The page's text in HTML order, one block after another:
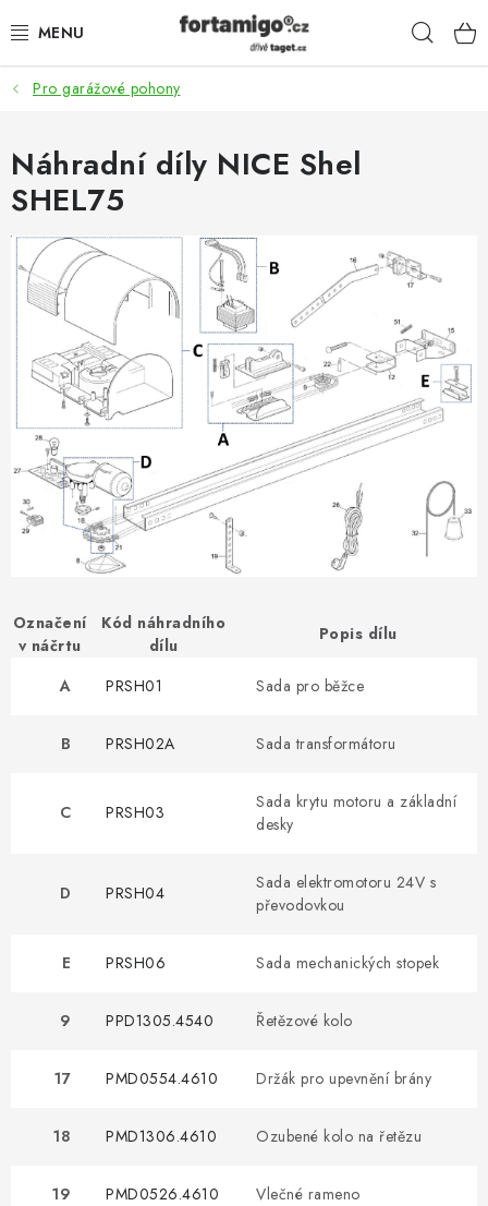
na
SADY - ZVÝHODNĚNÉ
POHONY
SAMONOSNÉ BRÁNY
KOLEJOVÉ BRÁNY
KŘÍDLOVÉ BRÁNY A BRANKY
ZÁVĚSNÉ BRÁNY
KONSTRUKČNÍ PROFILY
VÝPLNĚ BRAN A PLOTŮ
ZÁSLEPKY
OTOČNÉ ŽALUZIE
Pro garážové pohony
Náhradní díly NICE Shel
SHEL75
Označení
v náčrtu
Kód náhradního
dílu
Popis dílu
A PRSH01 Sada pro běžce
B PRSH02A Sada transformátoru
C PRSH03
Sada krytu motoru a základní
desky
D PRSH04
Sada elektromotoru 24V s
převodovkou
E PRSH06 Sada mechanických stopek
9 PPD1305.4540 Řetězové kolo
17 PMD0554.4610 Držák pro upevnění brány
18 PMD1306.4610 Ozubené kolo na řetězu
19 PMD0526.4610 Vlečné rameno